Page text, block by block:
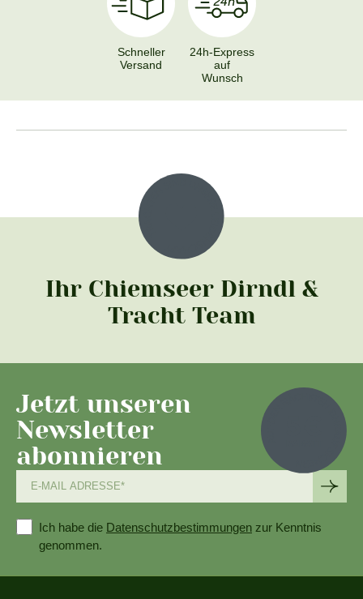
Schneller
Versand
24h-Express
auf
Wunsch
Ihr Chiemseer Dirndl &
Tracht Team
Jetzt unseren
Newsletter
abonnieren
Ich habe die Datenschutzbestimmungen zur Kenntnis
genommen.